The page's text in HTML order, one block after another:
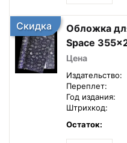
Скидка
Обложка
Space
прозр
Цена
Издательство:
Переплет:
Год издания:
Штрихкод:
Остаток: